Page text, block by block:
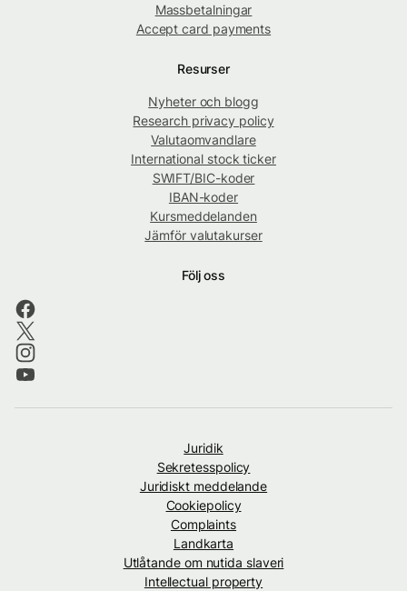
Massbetalningar
Accept card payments
Resurser
Nyheter och blogg
Research privacy policy
Valutaomvandlare
International stock ticker
SWIFT/BIC-koder
IBAN-koder
Kursmeddelanden
Jämför valutakurser
Följ oss
Juridik
Sekretesspolicy
Juridiskt meddelande
Cookiepolicy
Complaints
Landkarta
Utlåtande om nutida slaveri
Intellectual property